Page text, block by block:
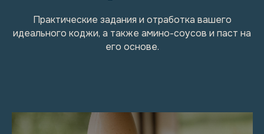
Практические задания и отработка вашего
идеального коджи, а также амино-соусов и паст на
его основе.